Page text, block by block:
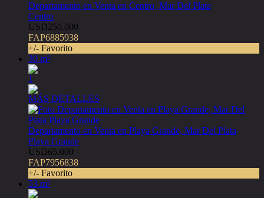
Departamento en Venta en Centro, Mar Del Plata
Centro
USD250.000
FAP6885938
+/- Favorito
30 m²
1
MÁS DETALLES
Departamento en Venta en Playa Grande, Mar Del Plata
Playa Grande
USD65.000
FAP7956838
+/- Favorito
53 m²